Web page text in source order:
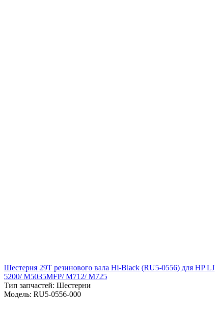
Шестерня 29T резинового вала Hi-Black (RU5-0556) для HP LJ
5200/ M5035MFP/ M712/ M725
Тип запчастей: Шестерни
Модель: RU5-0556-000